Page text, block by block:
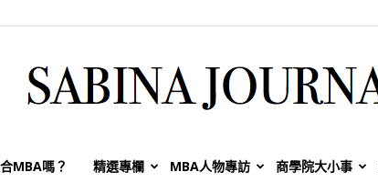
Sabina
MBA嗎？ 精選專欄 MBA人物專訪 商學院大小事